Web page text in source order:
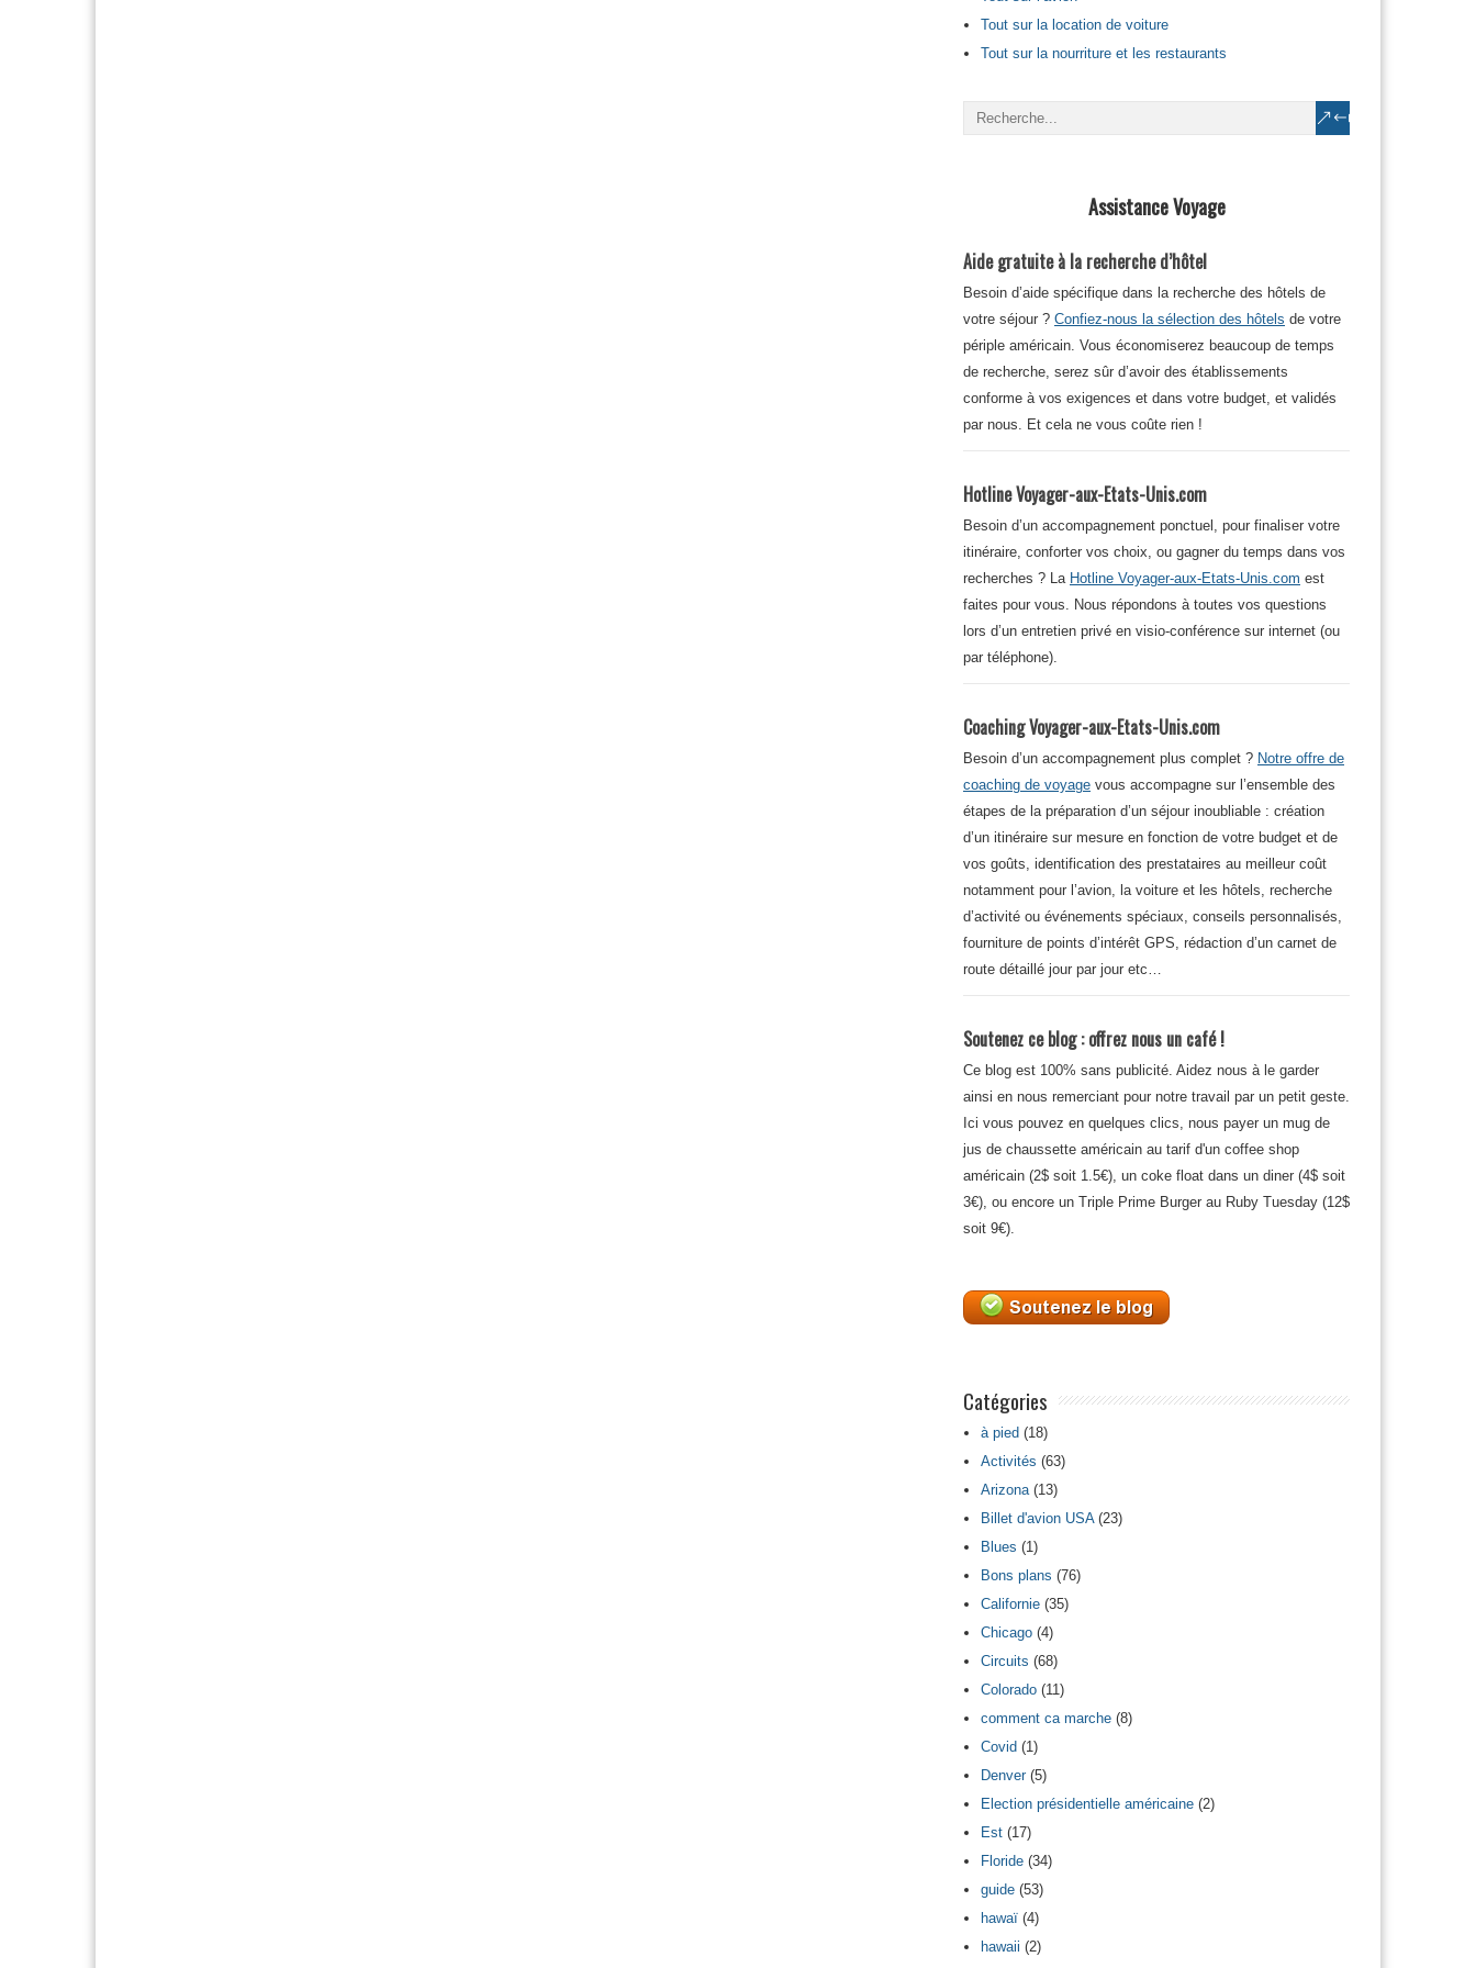
Tout sur la location de voiture
Tout sur la nourriture et les restaurants
Assistance Voyage
Aide gratuite à la recherche d’hôtel
Besoin d’aide spécifique dans la recherche des hôtels de
votre séjour ? Confiez-nous la sélection des hôtels de votre
périple américain. Vous économiserez beaucoup de temps
de recherche, serez sûr d’avoir des établissements
conforme à vos exigences et dans votre budget, et validés
par nous. Et cela ne vous coûte rien !
Hotline Voyager-aux-Etats-Unis.com
Besoin d’un accompagnement ponctuel, pour finaliser votre
itinéraire, conforter vos choix, ou gagner du temps dans vos
recherches ? La Hotline Voyager-aux-Etats-Unis.com est
faites pour vous. Nous répondons à toutes vos questions
lors d’un entretien privé en visio-conférence sur internet (ou
par téléphone).
Coaching Voyager-aux-Etats-Unis.com
Besoin d’un accompagnement plus complet ? Notre offre de
coaching de voyage vous accompagne sur l’ensemble des
étapes de la préparation d’un séjour inoubliable : création
d’un itinéraire sur mesure en fonction de votre budget et de
vos goûts, identification des prestataires au meilleur coût
notamment pour l’avion, la voiture et les hôtels, recherche
d’activité ou événements spéciaux, conseils personnalisés,
fourniture de points d’intérêt GPS, rédaction d’un carnet de
route détaillé jour par jour etc…
Soutenez ce blog : offrez nous un café !
Ce blog est 100% sans publicité. Aidez nous à le garder
ainsi en nous remerciant pour notre travail par un petit geste.
Ici vous pouvez en quelques clics, nous payer un mug de
jus de chaussette américain au tarif d'un coffee shop
américain (2$ soit 1.5€), un coke float dans un diner (4$ soit
3€), ou encore un Triple Prime Burger au Ruby Tuesday (12$
soit 9€).
Catégories
à pied (18)
Activités (63)
Arizona(13)
Billet d'avion USA(23)
Blues (1)
Bons plans (76)
Californie (35)
Chicago (4)
Circuits (68)
Colorado (11)
comment ca marche (8)
Covid (1)
Denver(5)
Election présidentielle américaine (2)
Est (17)
Floride (34)
guide (53)
hawaï (4)
hawaii (2)